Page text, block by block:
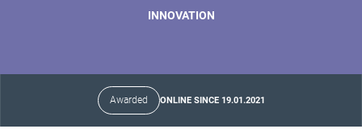
INNOVATION
Awarded ONLINE SINCE 19.01.2021